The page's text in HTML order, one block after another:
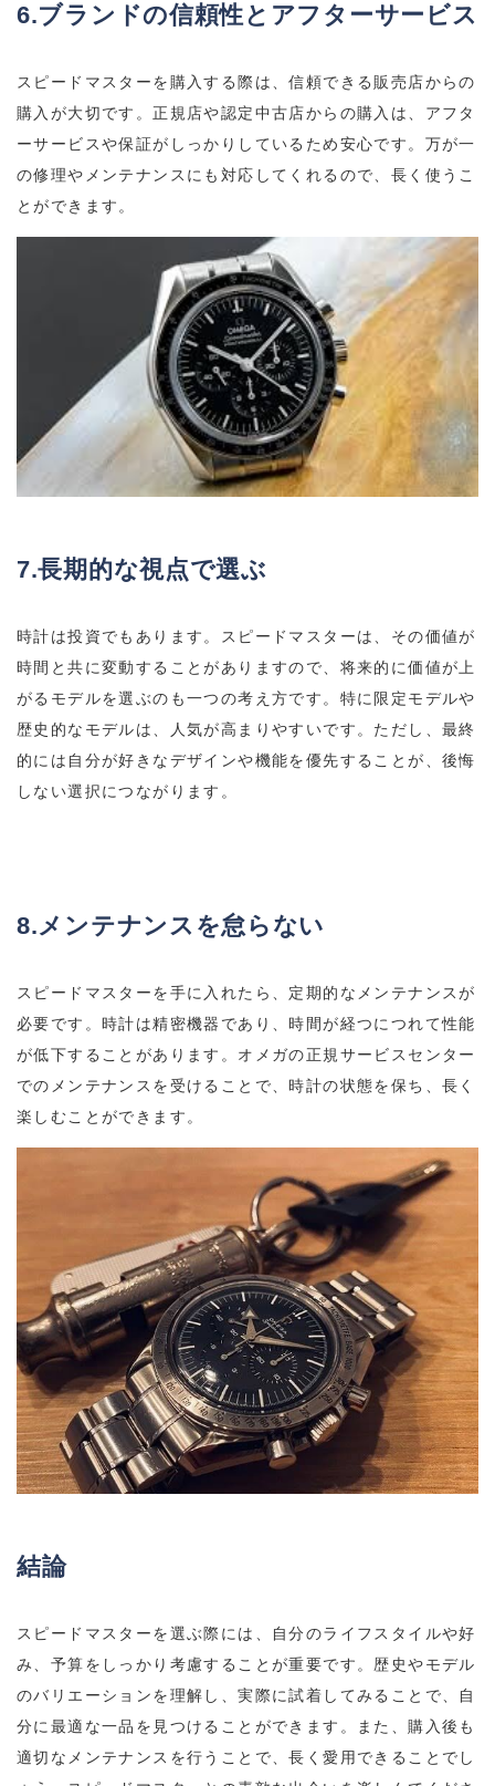
6.ブランドの信頼性とアフターサービス
スピードマスターを購入する際は、信頼できる販売店からの
購入が大切です。正規店や認定中古店からの購入は、アフタ
ーサービスや保証がしっかりしているため安心です。万が一
の修理やメンテナンスにも対応してくれるので、長く使うこ
とができます。
7.長期的な視点で選ぶ
時計は投資でもあります。スピードマスターは、その価値が
時間と共に変動することがありますので、将来的に価値が上
がるモデルを選ぶのも一つの考え方です。特に限定モデルや
歴史的なモデルは、人気が高まりやすいです。ただし、最終
的には自分が好きなデザインや機能を優先することが、後悔
しない選択につながります。
8.メンテナンスを怠らない
スピードマスターを手に入れたら、定期的なメンテナンスが
必要です。時計は精密機器であり、時間が経つにつれて性能
が低下することがあります。オメガの正規サービスセンター
でのメンテナンスを受けることで、時計の状態を保ち、長く
楽しむことができます。
結論
スピードマスターを選ぶ際には、自分のライフスタイルや好
み、予算をしっかり考慮することが重要です。歴史やモデル
のバリエーションを理解し、実際に試着してみることで、自
分に最適な一品を見つけることができます。また、購入後も
適切なメンテナンスを行うことで、長く愛用できることでし